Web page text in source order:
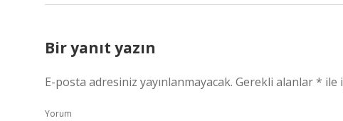
Bir yanıt yazın
E-posta adresiniz yayınlanmayacak. Gerekli alanlar* ile
Yorum